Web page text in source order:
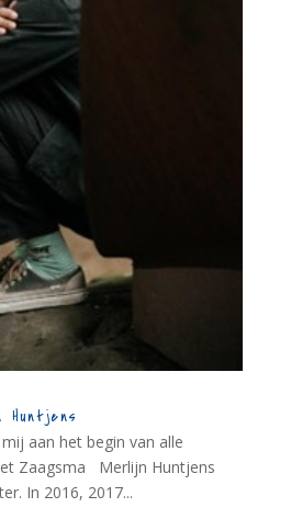
aan het begin van alle
Zaagsma Merlijn Huntjens
In 2016, 2017...